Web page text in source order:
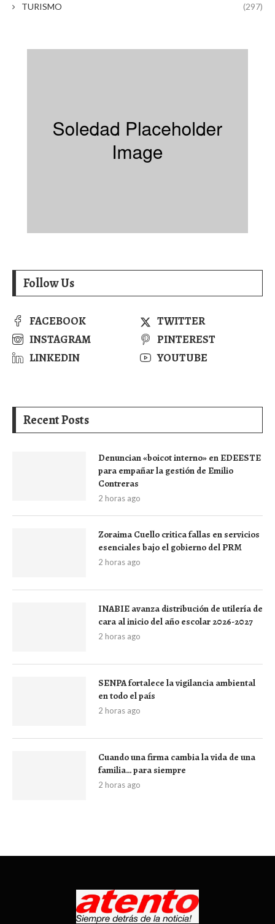
TURISMO (297)
Follow Us
FACEBOOK
TWITTER
INSTAGRAM
PINTEREST
LINKEDIN
YOUTUBE
Recent Posts
Denuncian «boicot interno» en EDEESTE
para empañar la gestión de Emilio
Contreras
2 horas ago
Zoraima Cuello critica fallas en servicios
esenciales bajo el gobierno del PRM
2 horas ago
INABIE avanza distribución de utilería de
cara al inicio del año escolar 2026-2027
2 horas ago
SENPA fortalece la vigilancia ambiental
en todo el país
2 horas ago
Cuando una firma cambia la vida de una
familia… para siempre
2 horas ago